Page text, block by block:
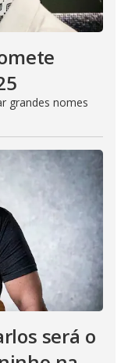
grandes nomes
será o